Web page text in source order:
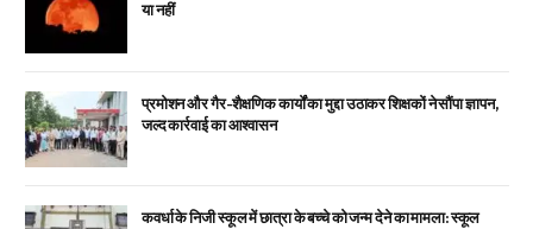
या नहीं
प्रमोशन और गैर-शैक्षणिक कार्यों का मुद्दा उठाकर शिक्षकों ने सौंपा ज्ञापन,
जल्द कार्रवाई का आश्वासन
कवर्धा के निजी स्कूल में छात्रा के बच्चे को जन्म देने का मामला: स्कूल